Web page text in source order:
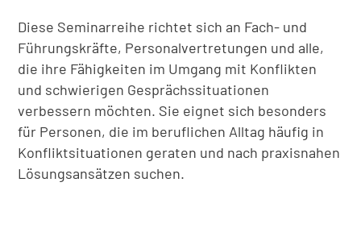
Diese Seminarreihe richtet sich an Fach- und
Führungskräfte, Personalvertretungen und alle,
die ihre Fähigkeiten im Umgang mit Konflikten
und schwierigen Gesprächssituationen
verbessern möchten. Sie eignet sich besonders
für Personen, die im beruflichen Alltag häufig in
Konfliktsituationen geraten und nach praxisnahen
Lösungsansätzen suchen.